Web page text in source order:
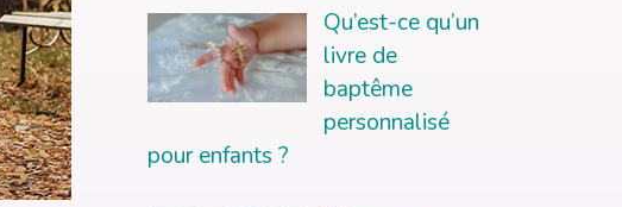
Qu’est-ce qu’un
livre de
baptême
personnalisé
pour enfants ?